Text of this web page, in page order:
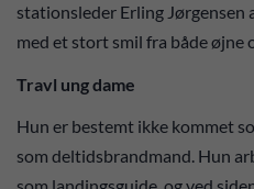
stationsleder Erling
med et stort smil fra både øjne
Travl ung dame
Hun er bestemt ikke kommet
som deltidsbrandmand. Hun